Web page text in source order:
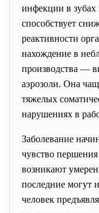
инфекции в зубах
способствует
реактивности
нахождение в
производства —
аэрозоли. Она
тяжелых
нарушениях в
Заболевание
чувство
возникают
последние могут
человек